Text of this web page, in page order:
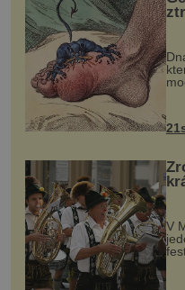
ENIGMA se vydává najít
size="full" ids="144921
V